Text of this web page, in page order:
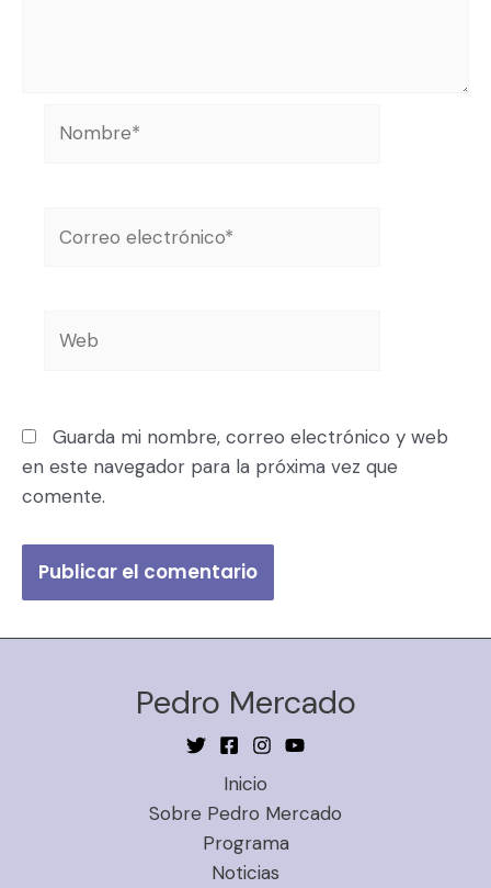
Guarda mi nombre, correo electrónico y web
en este navegador para la próxima vez que
comente.
Pedro Mercado
Inicio
Sobre Pedro Mercado
Programa
Noticias